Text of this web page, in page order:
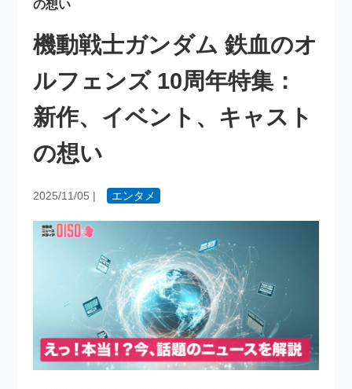
の想い
機動戦士ガンダム 鉄血のオ
ルフェンズ 10周年特集：
新作、イベント、キャスト
の想い
2025/11/05 | エンタメ